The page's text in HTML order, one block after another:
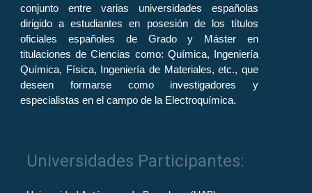
conjunto entre varias universidades españolas
dirigido a estudiantes en posesión de los títulos
oficiales españoles de Grado y Máster en
titulaciones de Ciencias como: Química, Ingeniería
Química, Física, Ingeniería de Materiales, etc., que
deseen formarse como investigadores y
especialistas en el campo de la Electroquímica.
Universidades Participantes: